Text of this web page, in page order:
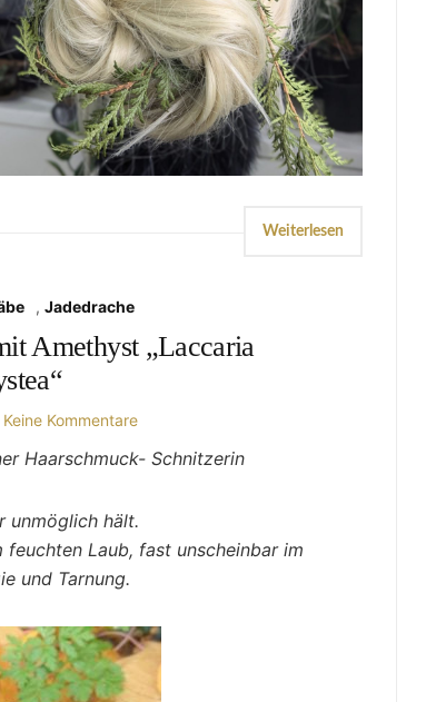
Weiterlesen
,Jadedrache
Amethyst „Laccaria
Keine Kommentare
Haarschmuck- Schnitzerin
unmöglich hält.
Laub, fast unscheinbar im
und Tarnung.